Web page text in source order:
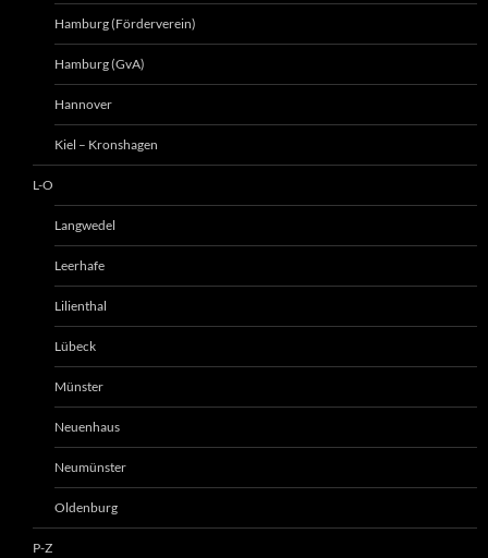
Hamburg (Förderverein)
Hamburg (GvA)
Hannover
Kiel – Kronshagen
L-O
Langwedel
Leerhafe
Lilienthal
Lübeck
Münster
Neuenhaus
Neumünster
Oldenburg
P-Z